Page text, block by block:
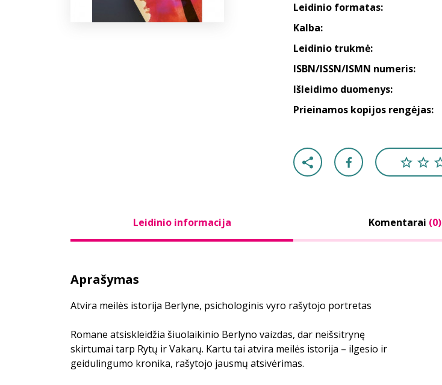
Leidinio formatas:
Kalba:
Leidinio trukmė:
ISBN/ISSN/ISMN numeris:
Išleidimo duomenys:
Prieinamos kopijos rengėjas:
Leidinio informacija Komentarai (0)
Aprašymas
Atvira meilės istorija Berlyne, psichologinis vyro rašytojo portretas
Romane atsiskleidžia šiuolaikinio Berlyno vaizdas, dar neišsitrynę
skirtumai tarp Rytų ir Vakarų. Kartu tai atvira meilės istorija – ilgesio ir
geidulingumo kronika, rašytojo jausmų atsivėrimas.